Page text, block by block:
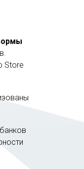
Store